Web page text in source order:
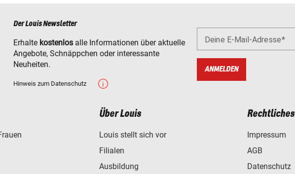
Der Louis Newsletter
Erhalte kostenlos alle Informationen über aktuelle
Angebote, Schnäppchen oder interessante
Neuheiten.
Hinweis zum Datenschutz
Deine E-Mail-Adresse
ANMELDEN
Über Louis
Louis stellt sich vor
Filialen
Ausbildung
Rechtliches
Impressum
AGB
Datenschutz